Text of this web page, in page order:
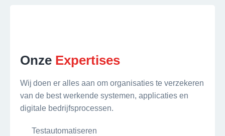
Onze Expertises
Wij doen er alles aan om organisaties te verzekeren
van de best werkende systemen, applicaties en
digitale bedrijfsprocessen.
Testautomatiseren